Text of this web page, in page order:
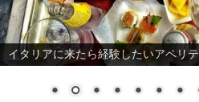
イタリアに来たら経験したいアペリ